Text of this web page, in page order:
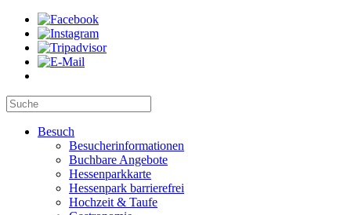
Besuch
Besucherinformationen
Buchbare Angebote
Hessenparkkarte
Hessenpark barrierefrei
Hochzeit & Taufe